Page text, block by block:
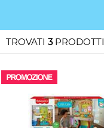
TROVATI 3PRODOTTI